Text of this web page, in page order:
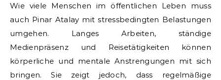
Wie viele Menschen im öffentlichen Leben muss
auch Pinar Atalay mit stressbedingten Belastungen
umgehen. Langes Arbeiten, ständige
Medienpräsenz und Reisetätigkeiten können
körperliche und mentale Anstrengungen mit sich
bringen. Sie zeigt jedoch, dass regelmäßige